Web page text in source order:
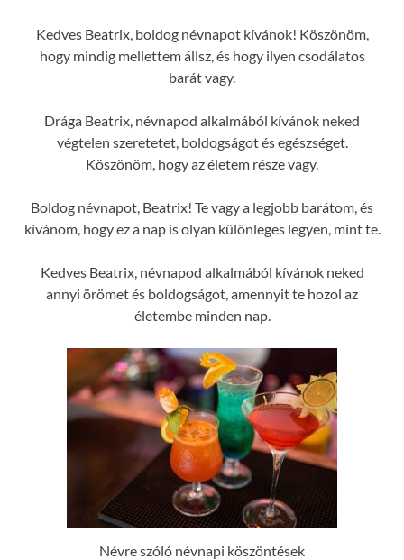
Kedves Beatrix, boldog névnapot kívánok! Köszönöm,
hogy mindig mellettem állsz, és hogy ilyen csodálatos
barát vagy.
Drága Beatrix, névnapod alkalmából kívánok neked
végtelen szeretetet, boldogságot és egészséget.
Köszönöm, hogy az életem része vagy.
Boldog névnapot, Beatrix! Te vagy a legjobb barátom, és
kívánom, hogy ez a nap is olyan különleges legyen, mint te.
Kedves Beatrix, névnapod alkalmából kívánok neked
annyi örömet és boldogságot, amennyit te hozol az
életembe minden nap.
Névre szóló névnapi köszöntések